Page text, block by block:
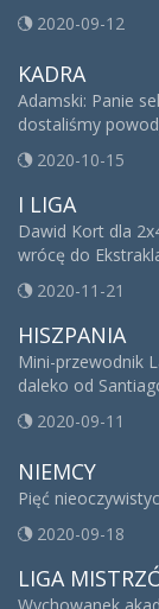
2020-09-12
KADRA
Adamski: Panie
dostaliśmy
2020-10-15
I LIGA
Dawid Kort dla
wrócę do
2020-11-21
HISZPANIA
Mini-przewodnik
daleko od
2020-09-11
NIEMCY
Pięć
2020-09-18
LIGA